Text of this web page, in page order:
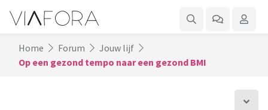
Home Forum
Jouw lijf
Op een gezond tempo naar een gezond BMI